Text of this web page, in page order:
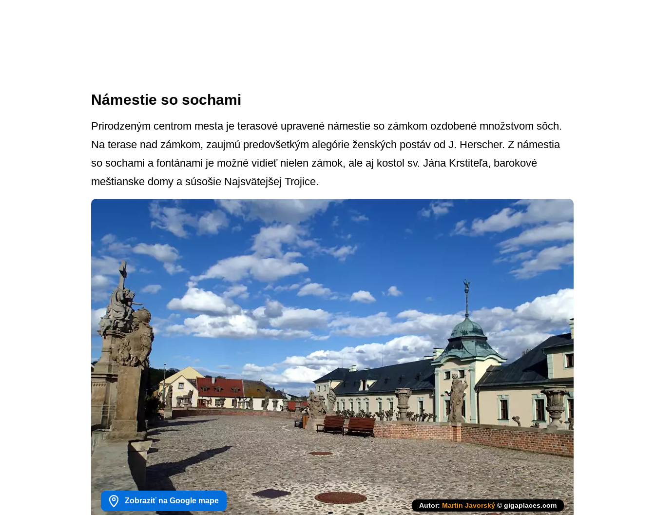
Námestie so sochami
Prirodzeným centrom mesta je terasové upravené námestie so zámkom ozdobené množstvom sôch.
Na terase nad zámkom, zaujmú predovšetkým alegórie ženských postáv od J. Herscher. Z námestia
so sochami a fontánami je možné vidieť nielen zámok, ale aj kostol sv. Jána Krstiteľa, barokové
meštianske domy a súsošie Najsvätejšej Trojice.
Zobraziť na Google mape
Autor: Martin Javorský © gigaplaces.com